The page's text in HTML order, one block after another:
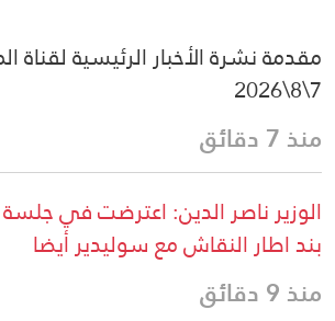
مقدمة نشرة الأخبار الرئيسية لقناة
7\8\2026
منذ 7 دقائق
الوزير ناصر الدين: اعترضت في
بند اطار النقاش مع سوليدير أيضا
منذ 9 دقائق